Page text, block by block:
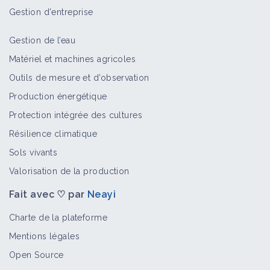
Gestion d'entreprise
Gestion de l’eau
Matériel et machines agricoles
Outils de mesure et d’observation
Production énergétique
Protection intégrée des cultures
Résilience climatique
Sols vivants
Valorisation de la production
Fait avec ♡ par Neayi
Charte de la plateforme
Mentions légales
Open Source